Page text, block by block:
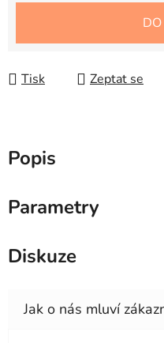
Tisk Zeptat se
Popis
Parametry
Diskuze